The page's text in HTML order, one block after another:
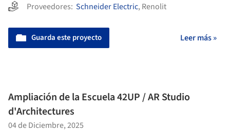
Proveedores: Schneider Electric, Renolit
Guarda este proyecto Leer más »
Ampliación de la Escuela 42UP / AR Studio
d'Architectures
04 de Diciembre, 2025